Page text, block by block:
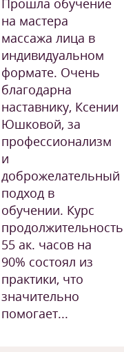
Прошла обучение
на мастера
массажа лица в
индивидуальном
формате. Очень
благодарна
наставнику, Ксении
Юшковой, за
профессионализм
и
доброжелательный
подход в
обучении. Курс
55 ак. часов на
90% состоял из
практики, что
значительно
помогает...